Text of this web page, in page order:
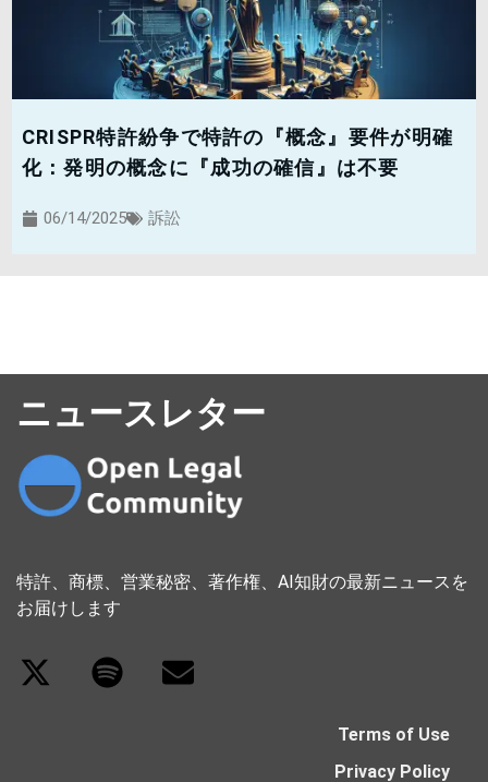
CRISPR特許紛争で特許の『概念』要件が明確
化：発明の概念に『成功の確信』は不要
06/14/2025 訴訟
ニュースレター
特許、商標、営業秘密、著作権、AI知財の最新ニュースを
お届けします
Terms of Use
Privacy Policy